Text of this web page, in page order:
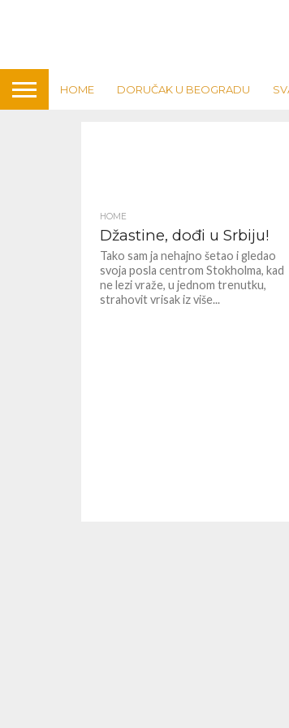
HOME DORUČAK U BEOGRADU
HOME
Džastine, dođi u Srbiju!
Tako sam ja nehajno šetao i gledao
svoja posla centrom Stokholma, kad
ne lezi vraže, u jednom trenutku,
strahovit vrisak iz više...